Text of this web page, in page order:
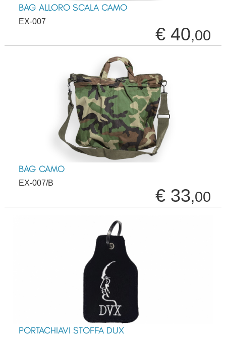
BAG ALLORO SCALA CAMO
EX-007
€ 40,00
BAG CAMO
EX-007/B
€ 33,00
PORTACHIAVI STOFFA DUX